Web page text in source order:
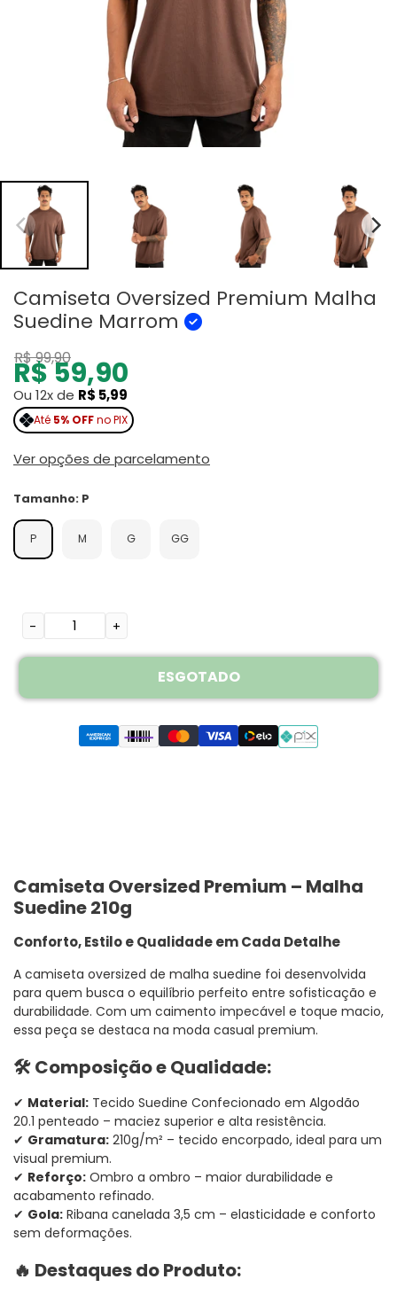
Camiseta Oversized Premium Malha
Suedine Marrom
R$ 99,90
R$ 59,90
Ou 12x de R$ 5,99
Até 5% OFFno PIX
Ver opções de parcelamento
Tamanho: P
P M G GG
- +
ESGOTADO
Camiseta Oversized Premium – Malha
Suedine 210g
Conforto, Estilo e Qualidade em Cada Detalhe
A camiseta oversized de malha suedine foi desenvolvida
para quem busca o equilíbrio perfeito entre sofisticação e
durabilidade. Com um caimento impecável e toque macio,
essa peça se destaca na moda casual premium.
🛠️ Composição e Qualidade:
✔ Material: Tecido Suedine Confecionado em Algodão
20.1 penteado – maciez superior e alta resistência.
✔ Gramatura: 210g/m² – tecido encorpado, ideal para um
visual premium.
✔ Reforço: Ombro a ombro – maior durabilidade e
acabamento refinado.
✔ Gola: Ribana canelada 3,5 cm – elasticidade e conforto
sem deformações.
🔥 Destaques do Produto: